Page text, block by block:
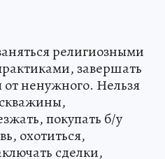
религиозными
завершать
от ненужного. Нельзя
покупать б/у
охотиться,
сделки,